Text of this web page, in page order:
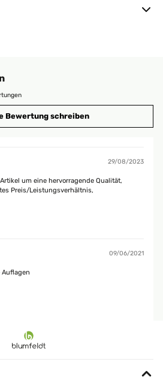
Bewertung schreiben
29/08/2023
um eine hervorragende Qualität,
Preis/Leistungsverhältnis,
09/06/2021